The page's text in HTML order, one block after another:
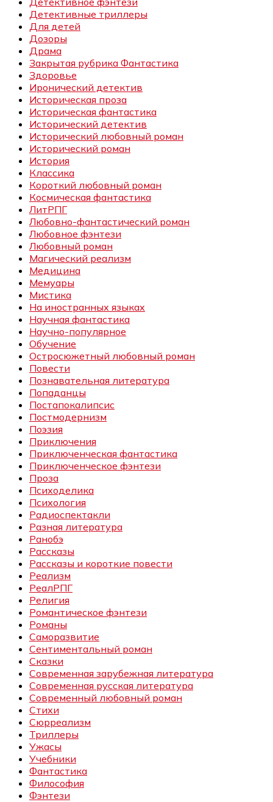
Детективные триллеры
Для детей
Дозоры
Драма
Закрытая рубрика Фантастика
Здоровье
Иронический детектив
Историческая проза
Историческая фантастика
Исторический детектив
Исторический любовный роман
Исторический роман
История
Классика
Короткий любовный роман
Космическая фантастика
ЛитРПГ
Любовно-фантастический роман
Любовное фэнтези
Любовный роман
Магический реализм
Медицина
Мемуары
Мистика
На иностранных языках
Научная фантастика
Научно-популярное
Обучение
Остросюжетный любовный роман
Повести
Познавательная литература
Попаданцы
Постапокалипсис
Постмодернизм
Поэзия
Приключения
Приключенческая фантастика
Приключенческое фэнтези
Проза
Психоделика
Психология
Радиоспектакли
Разная литература
Ранобэ
Рассказы
Рассказы и короткие повести
Реализм
РеалРПГ
Религия
Романтическое фэнтези
Романы
Саморазвитие
Сентиментальный роман
Сказки
Современная зарубежная литература
Современная русская литература
Современный любовный роман
Стихи
Сюрреализм
Триллеры
Ужасы
Учебники
Фантастика
Философия
Фэнтези